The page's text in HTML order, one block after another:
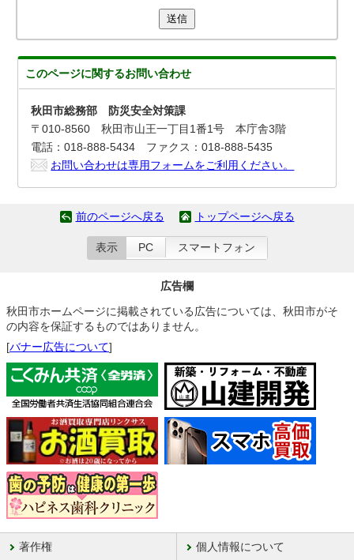
送信
このページに関するお問い合わせ
秋田市総務部 防災安全対策課
〒010-8560 秋田市山王一丁目1番1号 本庁舎3階
電話：018-888-5434 ファクス：018-888-5435
お問い合わせは専用フォームをご利用ください。
前のページへ戻る トップページへ戻る
表示 PC スマートフォン
広告欄
秋田市ホームページに掲載されている広告については、秋田市がそ
の内容を保証するものではありません。
[バナー広告について]
著作権 個人情報について